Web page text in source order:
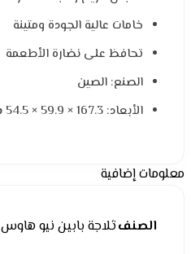
خامات عالية الجودة ومتينة
تحافظ على نضارة الأطعمة
الصنع: الصين
الأبعاد: ‎54.5 × 59.9 × 167.3 سم
معلومات إضافية
الصنفثلاجة بابين نيو هاوس 8 قدم – ابيض